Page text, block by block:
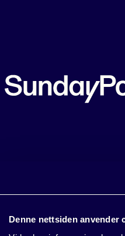
Denne nettsiden anvender